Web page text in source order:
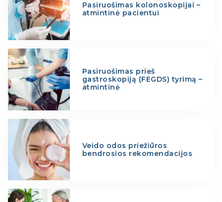
Pasiruošimas kolonoskopijai –
atmintinė pacientui
Pasiruošimas prieš
gastroskopiją (FEGDS) tyrimą –
atmintinė
Veido odos priežiūros
bendrosios rekomendacijos